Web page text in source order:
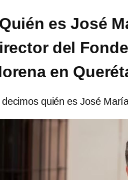
es José
del
en
decimos quién es José